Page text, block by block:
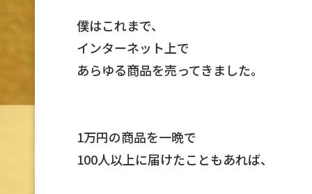
僕はこれまで、
インターネット上で
あらゆる商品を売ってきました。
1万円の商品を一晩で
100人以上に届けたこともあれば、